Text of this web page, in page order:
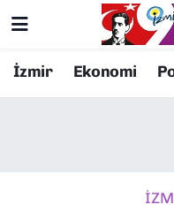
İzmir Ekonomi
Resmi İlanlar
Konak Nöbetçi
Süper Lig Puan